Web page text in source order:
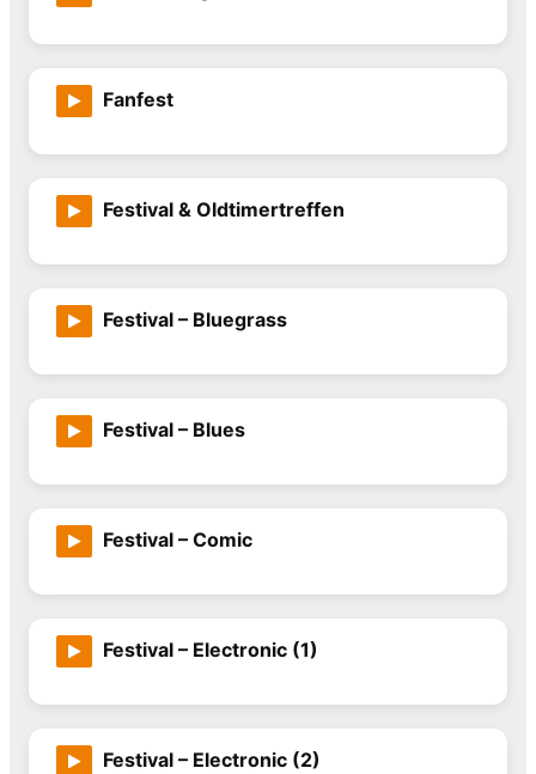
Fanfest
Festival & Oldtimertreffen
Festival – Bluegrass
Festival – Blues
Festival – Comic
Festival – Electronic (1)
Festival – Electronic (2)